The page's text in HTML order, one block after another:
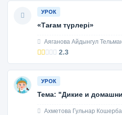
УРОК
«Тағам түрлері»
Аяганова Айдынгул
2.3
УРОК
Тема: "Дикие и
Ахметова Гульнар